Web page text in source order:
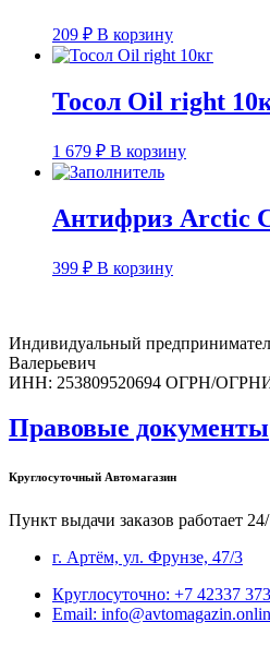
209 ₽ В корзину
Тосол Oil right
1 679 ₽ В корзину
Антифриз Arctic
399 ₽ В корзину
Индивидуальный
Валерьевич
ИНН: 253809520694 ОГРН/
Правовые документы
Круглосуточный Автомагазин
Пункт выдачи заказов работает
г. Артём, ул. Фрунзе, 47/3
Круглосуточно: +7 42337
Email: